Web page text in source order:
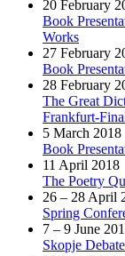
20 February
Book
Works
27 February
Book
28 February
The Great
Frankfurt-
5 March 2018
Book
11 April 2018
The Poetry
26 – 28 April
Spring
7 – 9 June
Skopje